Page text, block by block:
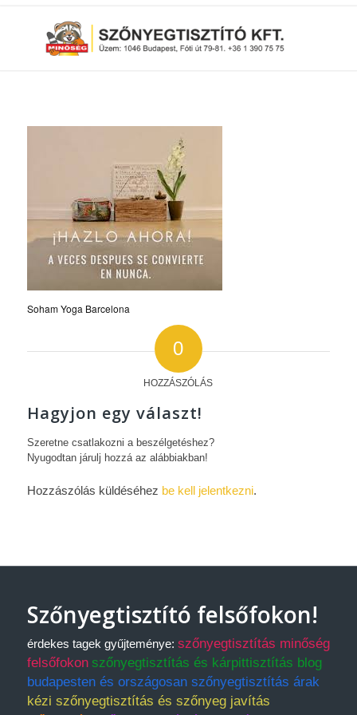
Soham Yoga Barcelona
0
HOZZÁSZÓLÁS
Hagyjon egy választ!
Szeretne csatlakozni a beszélgetéshez?
Nyugodtan járulj hozzá az alábbiakban!
Hozzászólás küldéséhez be kell jelentkezni.
Szőnyegtisztító felsőfokon!
érdekes tagek gyűjteménye: szőnyegtisztítás minőség
felsőfokon szőnyegtisztítás és kárpittisztítás blog
budapesten és országosan szőnyegtisztítás árak
kézi szőnyegtisztítás és szőnyeg javítás